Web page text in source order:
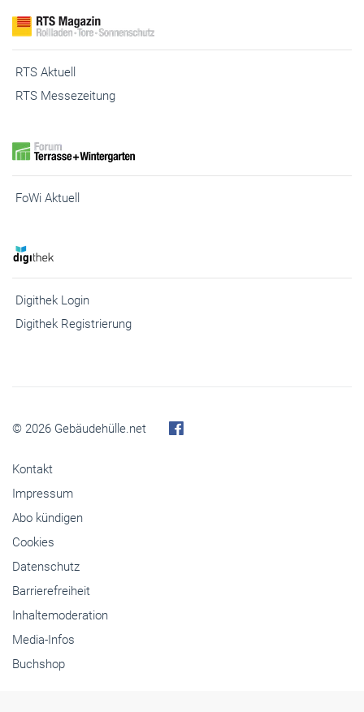
RTS Aktuell
RTS Messezeitung
FoWi Aktuell
Digithek Login
Digithek Registrierung
© 2026 Gebäudehülle.net
Kontakt
Impressum
Abo kündigen
Cookies
Datenschutz
Barrierefreiheit
Inhaltemoderation
Media-Infos
Buchshop